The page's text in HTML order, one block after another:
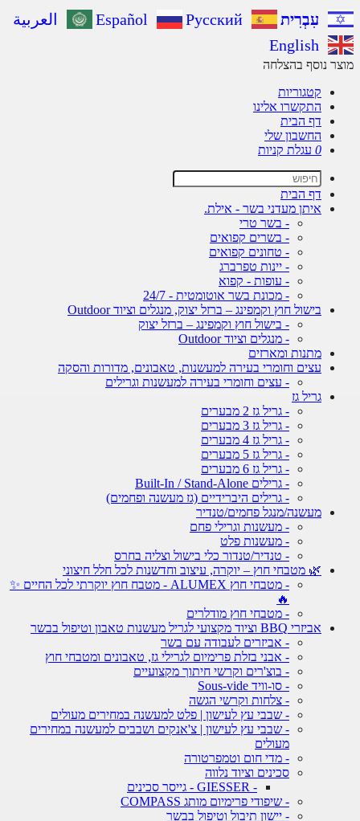
עִבְרִית Español Русский
العربية
English
נוסף בהצלחה
קטגוריות
התקשרו אלינו
דף הבית
החשבון שלי
עגלת קניות
דף הבית
איתן מעדני בשר - אילת.
- בשר טרי
- בשרים קפואים
- טחונים קפואים
- יינות טפרברג
- עופות - קפוא
- מכונת בשר אוטומטית - 24/7
בישול חוץ וקמפינג – ברזל יצוק, מנגלים וציוד Outdoor
- בישול חוץ וקמפינג – ברזל יצוק
- מנגלים וציוד Outdoor
מתנות ומארזים
עצים וחומרי בעירה למעשנות, טאבונים, מדורות והסקה
- עצים וחומרי בעירה למעשנות וגרילים
גריל גז
- גריל גז 2 מבערים
- גריל גז 3 מבערים
- גריל גז 4 מבערים
- גריל גז 5 מבערים
- גריל גז 6 מבערים
- גרילים Built-In / Stand-Alone
- גרילים היברידיים (גז מעשנה ופחמים)
מעשנה/מנגל פחמים/טנדיר
- מעשנות וגרילי פחם
- מעשנות פלט
- טנדיר/טנדור כלי בישול וצליה בחרס
🌿 מטבחי חוץ – יוקרה, עיצוב וחדשנות לכל חלל חיצוני
- מטבחי חוץ ALUMEX - מטבח חוץ יוקרתי לכל החיים ✨
- מטבחי חוץ מודלרים
אביזרי BBQ וציוד מקצועי לגריל מעשנות טאבון וטיפול בבשר
- אביזרים לעבודה עם בשר
- אבני בזלת פרימיום לגרילי גז, טאבונים ומטבחי חוץ
- בוצ'רים וקרשי חיתוך מקצועיים
- סו-וויד Sous-vide
- צלחות וקרשי הגשה
- שבבי עץ לעישון | פלט למעשנה במחירים מעולים
- שבבי עץ לעישון | צ'אנקים ושבבים למעשנה במחירים
מעולים
- מדי חום וטמפרטורה
סכינים וציוד נלווה
- שיפודי פרימיום מותג COMPASS
- יישון תיבול וטיפול בבשר